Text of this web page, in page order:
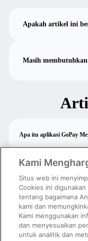
Apakah artikel ini
Masih
Apa itu aplikasi GoPay
Syarat & cara mendaftar
Pendaftaran saya masih
Ketentuan & cara
Kami
Situs web ini
Cookies ini
tentang bagaimana
kami dan
Kami menggunakan
dan menyesuaikan
untuk analitik dan